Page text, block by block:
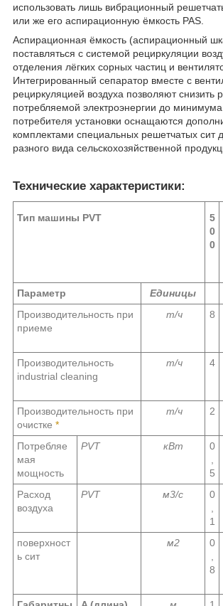
использовать лишь вибрационный
или же его аспирационную ёмкость PAS.
Аспирационная ёмкость (аспирационный
поставляться с системой рециркуляции
отделения лёгких сорных частиц и
Интегрированный сепаратор вместе с
рециркуляцией воздуха позволяют снизить
потребляемой электроэнергии до
потребителя установки оснащаются
комплектами специальных решетчатых сит
разного вида сельскохозяйственной
Технические характеристики:
Тип машины PVT
5
0
0
Параметр
Единицы
Производительность при
приеме
т/ч 8
Производительность
industrial cleaning
т/ч 4
Производительность при
очистке *
т/ч 2
Потребляе
мая
мощность
PVT кВт
0
5
Расход
воздуха
PVT м3/c
0
1
поверхност
ь сит
м2
0
8